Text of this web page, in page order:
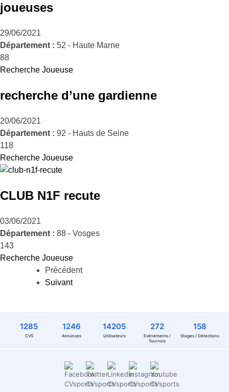
joueuses
29/06/2021
Département : 52 - Haute Marne
88
Recherche Joueuse
recherche d’une gardienne
20/06/2021
Département : 92 - Hauts de Seine
118
Recherche Joueuse
CLUB N1F recute
03/06/2021
Département : 88 - Vosges
143
Recherche Joueuse
Précédent
Suivant
1285
CVS
1246
Annonces
14205
Utilisateurs
272
Evénements /
Tournois
158
Stages / Détections